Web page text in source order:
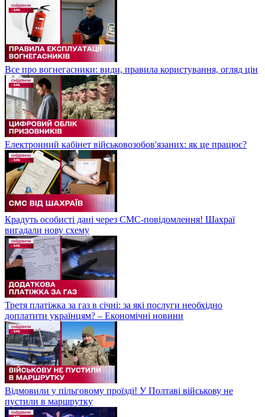
Все про вогнегасники: види, правила користування, огляд цін
Електронний кабінет військовозобов'язаних: як це працює?
Крадуть особисті дані через СМС-повідомлення! Шахраї
вигадали нову схему
Третя платіжка за газ в січні: за які послуги необхідно
доплатити українцям? – Економічні новини
Відмовили у пільговому проїзді! У Полтаві військову не
пустили в маршрутку